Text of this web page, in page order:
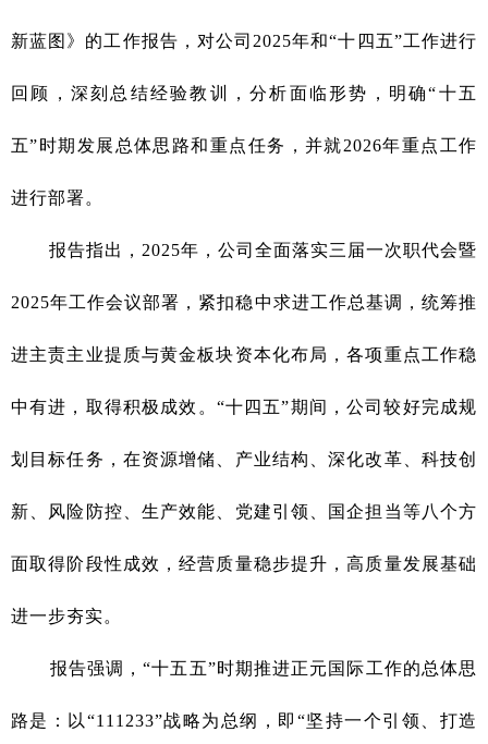
新蓝图 》的工作报告， 对公司2025年和“十四五”工作进行
回顾，深刻总结经验教训，分析面临形势，明确“十五
五”时期发展总体思路和重点任务，并就2026年重点工作
进行部署。
报告指出，2025年，公司全面落实三届一次职代会暨
2025年工作会议部署，紧扣稳中求进工作总基调，统筹推
进主责主业提质与黄金板块资本化布局，各项重点工作稳
中有进，取得积极成效。“十四五”期间，公司较好完成规
划目标任务，在资源增储、产业结构、深化改革、科技创
新、风险防控、生产效能、党建引领、国企担当等八个方
面取得阶段性成效，经营质量稳步提升，高质量发展基础
进一步夯实。
报告强调，“十五五”时期推进正元国际工作的总体思
路是：以“111233”战略为总纲，即“坚持一个引领、打造